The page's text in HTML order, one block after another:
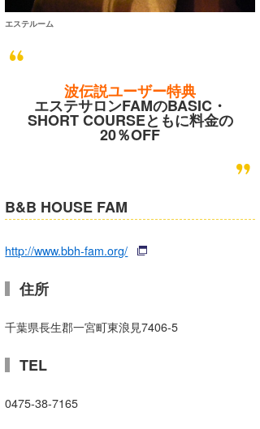
エステルーム
波伝説ユーザー特典
エステサロンFAMのBASIC・
SHORT COURSEともに料金の
20％OFF
B&B HOUSE FAM
http://www.bbh-fam.org/
住所
千葉県長生郡一宮町東浪見7406-5
TEL
0475-38-7165